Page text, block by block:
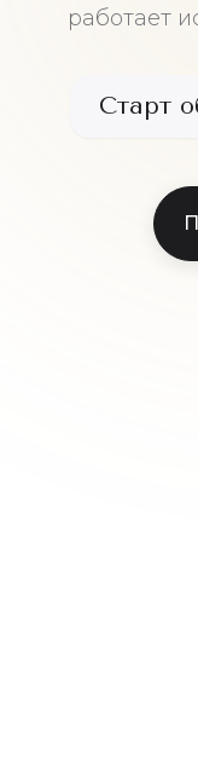
работает
Старт